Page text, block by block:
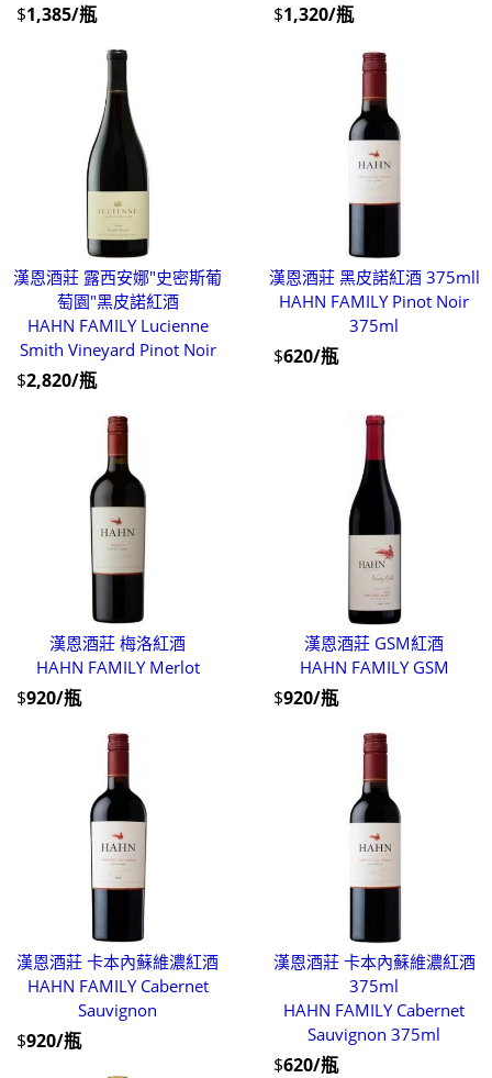
$1,385/瓶 $1,320/瓶
漢恩酒莊 露西安娜"史密斯葡
萄園"黑皮諾紅酒
HAHN FAMILY Lucienne
Smith Vineyard Pinot Noir
$2,820/瓶
漢恩酒莊 黑皮諾紅酒 375mll
HAHN FAMILY Pinot Noir
375ml
$620/瓶
漢恩酒莊 梅洛紅酒
HAHN FAMILY Merlot
$920/瓶
漢恩酒莊 GSM紅酒
HAHN FAMILY GSM
$920/瓶
漢恩酒莊 卡本內蘇維濃紅酒
HAHN FAMILY Cabernet
Sauvignon
$920/瓶
漢恩酒莊 卡本內蘇維濃紅酒
375ml
HAHN FAMILY Cabernet
Sauvignon 375ml
$620/瓶